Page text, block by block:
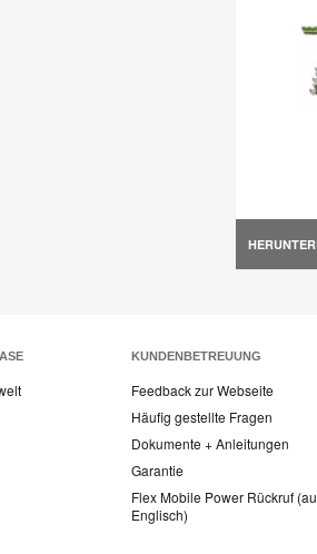
KUNDENBETREUUNG
Feedback zur Webseite
Häufig gestellte Fragen
Dokumente + Anleitungen
Garantie
Flex Mobile Power Rückruf
Englisch)